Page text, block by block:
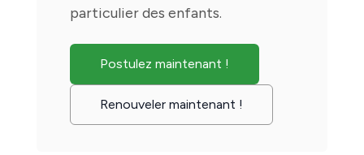
particulier des enfants.
Postulez maintenant !
Renouveler maintenant !